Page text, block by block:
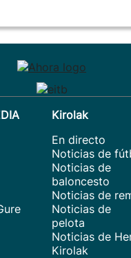
Kirolak
En directo
Noticias de
Noticias de
baloncesto
Noticias de
Noticias de
pelota
Noticias de
Kirolak